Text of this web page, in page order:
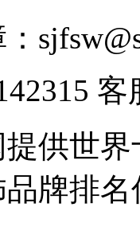
客
供世
牌排